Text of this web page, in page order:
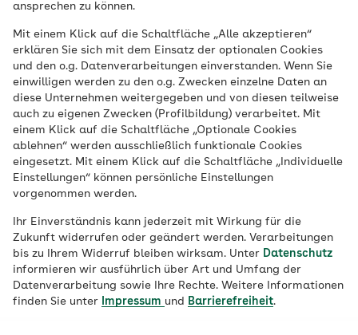
ansprechen zu können.
Mit einem Klick auf die Schaltfläche „Alle akzeptieren“
erklären Sie sich mit dem Einsatz der optionalen Cookies
und den o.g. Datenverarbeitungen einverstanden. Wenn Sie
einwilligen werden zu den o.g. Zwecken einzelne Daten an
diese Unternehmen weitergegeben und von diesen teilweise
auch zu eigenen Zwecken (Profilbildung) verarbeitet. Mit
einem Klick auf die Schaltfläche „Optionale Cookies
ablehnen“ werden ausschließlich funktionale Cookies
eingesetzt. Mit einem Klick auf die Schaltfläche „Individuelle
Einstellungen“ können persönliche Einstellungen
vorgenommen werden.
Ihr Einverständnis kann jederzeit mit Wirkung für die
Zukunft widerrufen oder geändert werden. Verarbeitungen
bis zu Ihrem Widerruf bleiben wirksam. Unter Datenschutz
informieren wir ausführlich über Art und Umfang der
Datenverarbeitung sowie Ihre Rechte. Weitere Informationen
finden Sie unter
Impressum und Barrierefreiheit.
Immer für dich da
Mehr erfahren